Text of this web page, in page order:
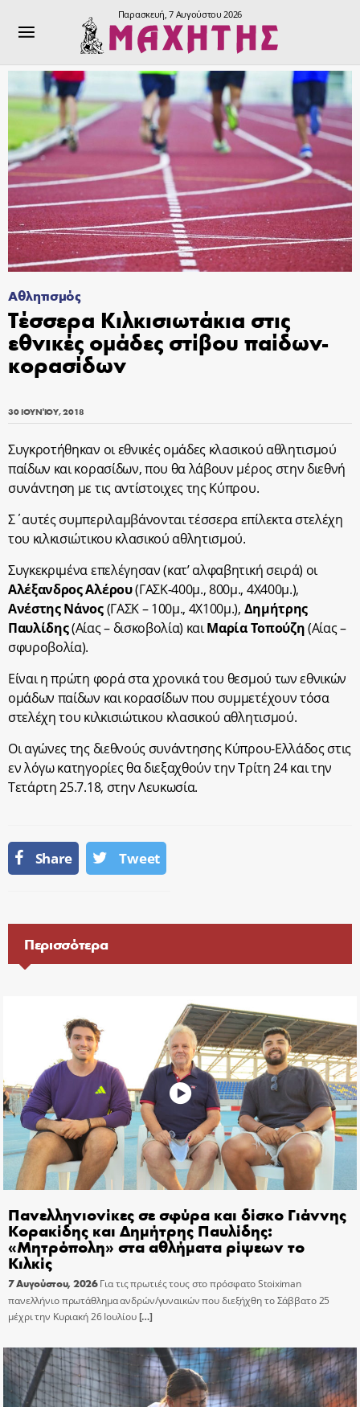
Παρασκευή, 7 Αυγούστου 2026
Αθλητισμός
Τέσσερα Κιλκισιωτάκια στις
εθνικές ομάδες στίβου παίδων-
κορασίδων
30 ΙΟΥΝΊΟΥ, 2018
Συγκροτήθηκαν οι εθνικές ομάδες κλασικού αθλητισμού
παίδων και κορασίδων, που θα λάβουν μέρος στην διεθνή
συνάντηση με τις αντίστοιχες της Κύπρου.
Σ΄αυτές συμπεριλαμβάνονται τέσσερα επίλεκτα στελέχη
του κιλκισιώτικου κλασικού αθλητισμού.
Συγκεκριμένα επελέγησαν (κατ’ αλφαβητική σειρά) οι
Αλέξανδρος Αλέρου(ΓΑΣΚ-400μ., 800μ., 4Χ400μ.),
Ανέστης Νάνος(ΓΑΣΚ – 100μ., 4Χ100μ.), Δημήτρης
Παυλίδης(Αίας – δισκοβολία) καιΜαρία Τοπούζη(Αίας –
σφυροβολία).
Είναι η πρώτη φορά στα χρονικά του θεσμού των εθνικών
ομάδων παίδων και κορασίδων που συμμετέχουν τόσα
στελέχη του κιλκισιώτικου κλασικού αθλητισμού.
Οι αγώνες της διεθνούς συνάντησης Κύπρου-Ελλάδος στις
εν λόγω κατηγορίες θα διεξαχθούν την Τρίτη 24 και την
Τετάρτη 25.7.18, στην Λευκωσία.
Share Tweet
Περισσότερα
Πανελληνιονίκες σε σφύρα και δίσκο Γιάννης
Κορακίδης και Δημήτρης Παυλίδης:
«Μητρόπολη» στα αθλήματα ρίψεων το
Κιλκίς
7 Αυγούστου, 2026 Για τις πρωτιές τους στο πρόσφατο Stoiximan
πανελλήνιο πρωτάθλημα ανδρών/γυναικών που διεξήχθη το Σάββατο 25
μέχρι την Κυριακή 26 Ιουλίου[…]